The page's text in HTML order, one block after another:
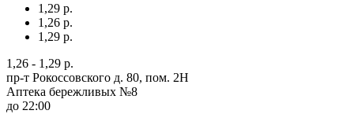
1,29 р.
1,26 р.
1,29 р.
1,26 - 1,29 р.
пр-т Рокоссовского д. 80, пом. 2Н
Аптека бережливых №8
до 22:00